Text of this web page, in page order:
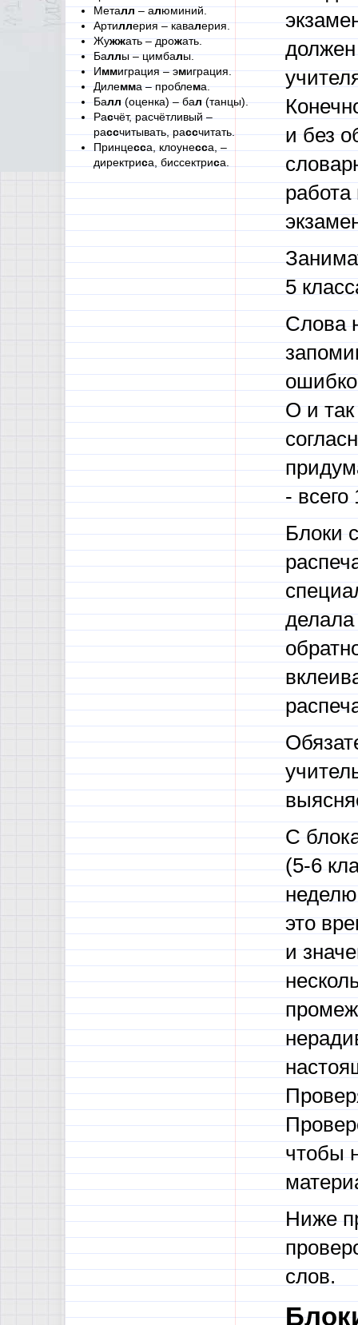
Металл– алюминий.
Артиллерия – кавалерия.
Жужжать – дрожать.
Баллы – цимбалы.
Иммиграция – эмиграция.
Дилемма – проблема.
Балл(оценка) – бал(танцы).
Расчёт, расчётливый –
рассчитывать, рассчитать.
Принцесса, клоунесса, –
директриса, биссектриса.
должен
и без
работа
5
Слова
О и так
-
Блоки
делала
С
(5-6
это
и
чтобы
Ниже
слов.